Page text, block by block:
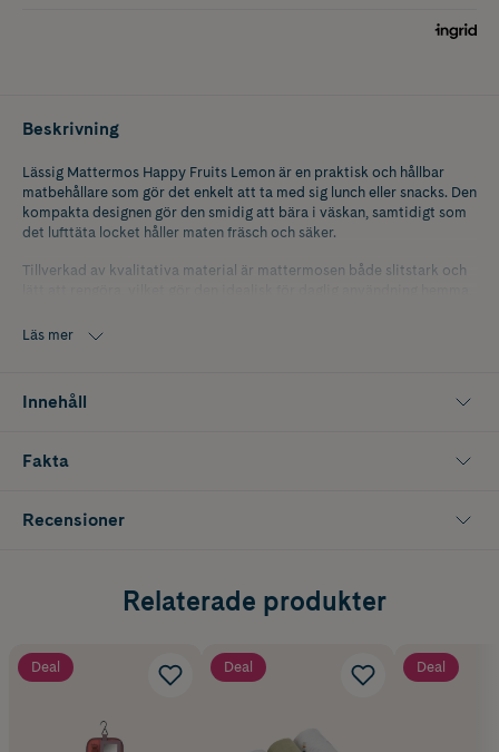
Beskrivning
Lässig Mattermos Happy Fruits Lemon är en praktisk och hållbar
matbehållare som gör det enkelt att ta med sig lunch eller snacks. Den
kompakta designen gör den smidig att bära i väskan, samtidigt som
det lufttäta locket håller maten fräsch och säker.
Tillverkad av kvalitativa material är mattermosen både slitstark och
Läs mer
Innehåll
Fakta
Recensioner
Relaterade produkter
Deal Deal Deal